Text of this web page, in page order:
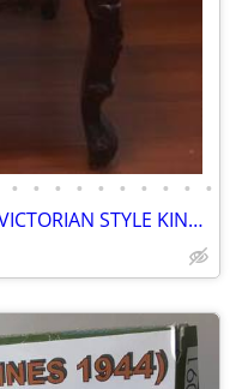
• • • • • • • • • •
ARM CHAIR MUSEUM MANSION VICTORIAN STYLE KING QUEEN LUXARY COZY